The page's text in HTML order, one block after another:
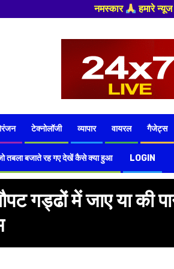
हमारे न्यूज पोर्टल - मे आपका स्वागत हैं
टेक्नोलॉजी व्यापार वायरल गैजेट्स
जो तबला बजाते रह गए देखें कैसे क्या हुआ LOGIN
गड्ढों में जाए या की